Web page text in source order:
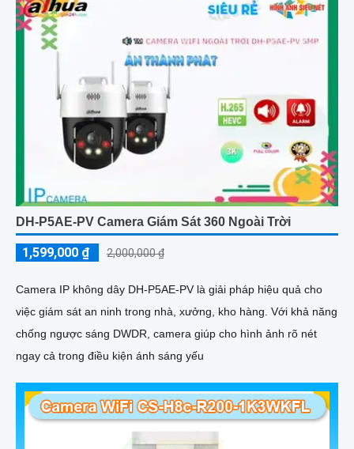
DH-P5AE-PV Camera Giám Sát 360 Ngoài Trời
1,599,000 ₫ 2,000,000 ₫
Camera IP không dây DH-P5AE-PV là giải pháp hiệu quả cho
việc giám sát an ninh trong nhà, xưởng, kho hàng. Với khả năng
chống ngược sáng DWDR, camera giúp cho hình ảnh rõ nét
ngay cả trong điều kiện ánh sáng yếu